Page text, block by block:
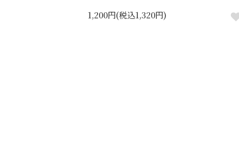
1,200円(税込1,320円)